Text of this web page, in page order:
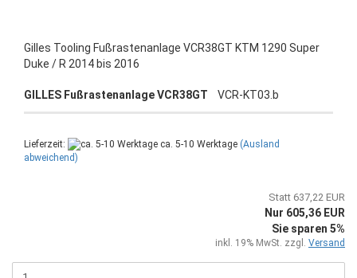
Gilles Tooling Fußrastenanlage VCR38GT KTM 1290 Super
Duke / R 2014 bis 2016
GILLES Fußrastenanlage VCR38GT VCR-KT03.b
Lieferzeit: ca. 5-10 Werktage (Ausland
abweichend)
Statt 637,22 EUR
Nur 605,36 EUR
Sie sparen 5%
inkl. 19% MwSt. zzgl. Versand